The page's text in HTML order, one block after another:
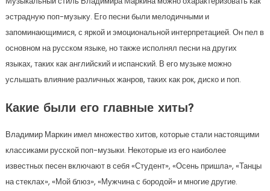
эстрадную поп-музыку. Его песни были мелодичными и
запоминающимися, с яркой и эмоциональной интерпретацией. Он пел в
основном на русском языке, но также исполнял песни на других
языках, таких как английский и испанский. В его музыке можно
услышать влияние различных жанров, таких как рок, диско и поп.
Какие были его главные хиты?
Владимир Маркин имел множество хитов, которые стали настоящими
классиками русской поп-музыки. Некоторые из его наиболее
известных песен включают в себя «Студент», «Осень пришла», «Танцы
на стеклах», «Мой блюз», «Мужчина с бородой» и многие другие.